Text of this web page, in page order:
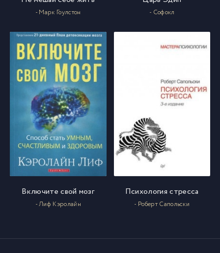
- Марк Гоулстон - Софокл
Включите свой мозг
- Лиф Кэролайн
Психология стресса
- Роберт Сапольски